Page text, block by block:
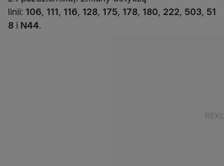
linii: 106, 111, 116, 128, 175, 178, 180, 222, 503, 51
8 i N44.